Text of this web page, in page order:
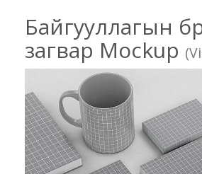
Байгууллагын
загвар Mockup